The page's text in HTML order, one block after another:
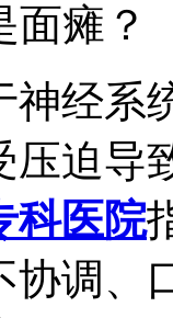
面瘫？
神经系
压迫导
科医院
协调、